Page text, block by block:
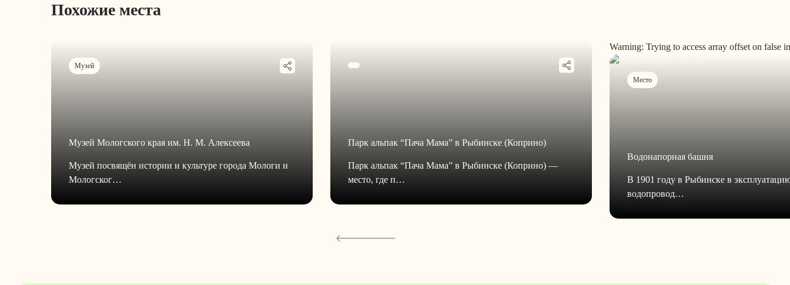
Похожие места
Музей
Музей Мологского края им. Н. М. Алексеева
Музей посвящён истории и культуре города Мологи и
Мологског…
Парк альпак “Пача Мама” в Рыбинске (Коприно)
Парк альпак “Пача Мама” в Рыбинске (Коприно) —
место, где п…
Warning: Trying to access array offset on false
Место
Водонапорная башня
В 1901 году в Рыбинске в
водопровод…